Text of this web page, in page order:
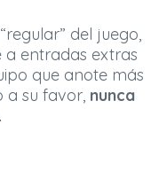
del juego,
a entradas extras
que anote más
a su favor, nunca